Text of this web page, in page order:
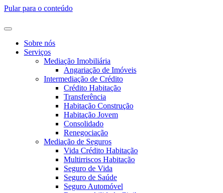
Pular para o conteúdo
Sobre nós
Serviços
Mediação Imobiliária
Angariação de Imóveis
Intermediação de Crédito
Crédito Habitação
Transferência
Habitação Construção
Habitação Jovem
Consolidado
Renegociação
Mediação de Seguros
Vida Crédito Habitação
Multirriscos Habitação
Seguro de Vida
Seguro de Saúde
Seguro Automóvel